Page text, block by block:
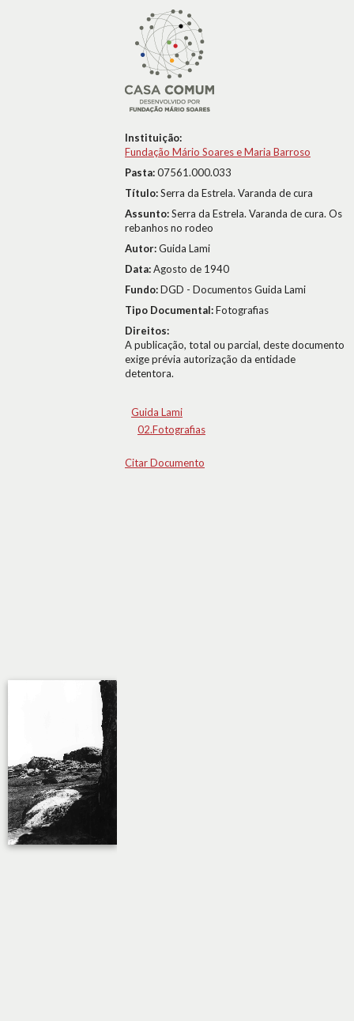
Instituição:
Fundação Mário Soares e Maria Barroso
Pasta:07561.000.033
Título:Serra da Estrela. Varanda de cura
Assunto:Serra da Estrela. Varanda de cura. Os
rebanhos no rodeo
Autor:Guida Lami
Data:Agosto de 1940
Fundo:DGD - Documentos Guida Lami
Tipo Documental:Fotografias
Direitos:
A publicação, total ou parcial, deste documento
exige prévia autorização da entidade
detentora.
Guida Lami
02.Fotografias
Citar Documento